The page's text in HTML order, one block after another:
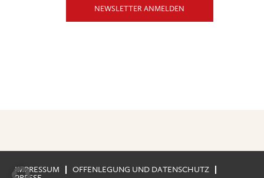
NEWSLETTER ANMELDEN
IMPRESSUM
OFFENLEGUNG UND DATENSCHUTZ